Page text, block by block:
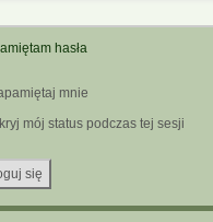
hasła
mnie
mój status podczas tej sesji